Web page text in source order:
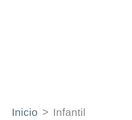
Inicio > Infantil